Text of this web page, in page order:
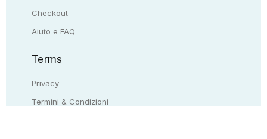
Checkout
Aiuto e FAQ
Terms
Privacy
Termini & Condizioni